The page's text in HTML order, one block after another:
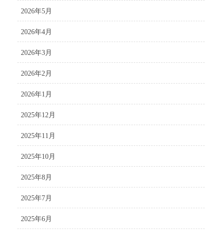
2026年5月
2026年4月
2026年3月
2026年2月
2026年1月
2025年12月
2025年11月
2025年10月
2025年8月
2025年7月
2025年6月